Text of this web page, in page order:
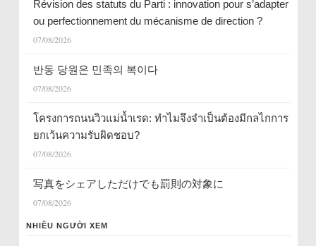
Révision des statuts du Parti : innovation pour s’adapter
ou perfectionnement du mécanisme de direction ?
07/08/2026
반동 당원은 민족의 복이다
07/08/2026
โครงการถนนวิวแม่น้ำเรด: ทำไมจึงจำเป็นต้องมีกลไกการ
ยกเว้นความรับผิดชอบ?
07/08/2026
写真をシェアしただけでも罰則の対象に
07/08/2026
NHIỀU NGƯỜI XEM